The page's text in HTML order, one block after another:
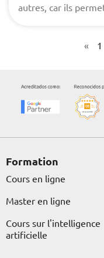
autres, car ils
« 1
Formation
Cours en ligne
Master en ligne
Cours sur l'intelligence
artificielle